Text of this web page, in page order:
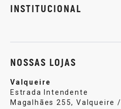
INSTITUCIONAL
NOSSAS LOJAS
Valqueire
Estrada Intendente
Magalhães 255, Valqueire /